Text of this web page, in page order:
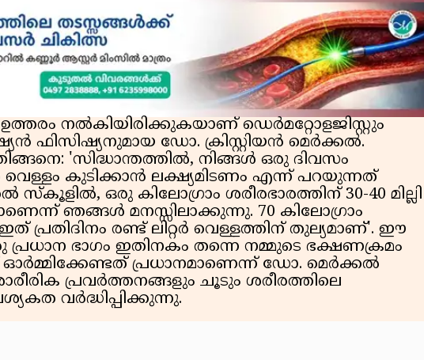
നല്‍കിയിരിക്കുകയാണ് ഡെര്‍മറ്റോളജിസ്റ്റും
ഫിസിഷ്യനുമായ ഡോ. ക്രിസ്റ്റിയന്‍ മെര്‍ക്കല്‍.
'സിദ്ധാന്തത്തില്‍, നിങ്ങള്‍ ഒരു ദിവസം
വെള്ളം കുടിക്കാന്‍ ലക്ഷ്യമിടണം എന്ന് പറയുന്നത്
ഒരു കിലോഗ്രാം ശരീരഭാരത്തിന് 30-40 മില്ലി
ഞങ്ങള്‍ മനസ്സിലാക്കുന്നു. 70 കിലോഗ്രാം
പ്രതിദിനം രണ്ട് ലിറ്റര്‍ വെള്ളത്തിന് തുല്യമാണ്'. ഈ
പ്രധാന ഭാഗം ഇതിനകം തന്നെ നമ്മുടെ ഭക്ഷണക്രമം
പ്രധാനമാണെന്ന് ഡോ. മെര്‍ക്കല്‍
പ്രവര്‍ത്തനങ്ങളും ചൂടും ശരീരത്തിലെ
വര്‍ദ്ധിപ്പിക്കുന്നു.